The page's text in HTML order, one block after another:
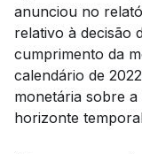
anunciou no
relativo à decisão
cumprimento da
calendário de
monetária sobre
horizonte